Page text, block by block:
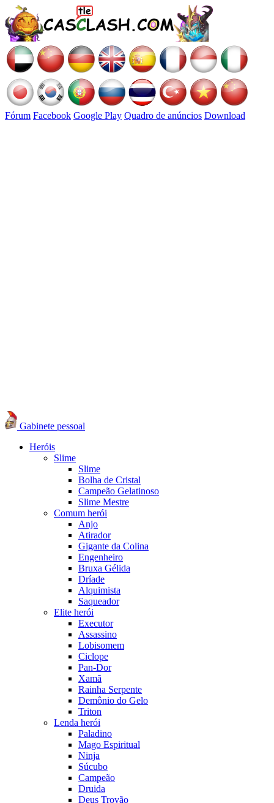
Fórum Facebook Google Play Quadro de anúncios Download
Gabinete pessoal
Heróis
Slime
Slime
Bolha de Cristal
Campeão Gelatinoso
Slime Mestre
Comum herói
Anjo
Atirador
Gigante da Colina
Engenheiro
Bruxa Gélida
Dríade
Alquimista
Saqueador
Elite herói
Executor
Assassino
Lobisomem
Ciclope
Pan-Dor
Xamã
Rainha Serpente
Demônio do Gelo
Triton
Lenda herói
Paladino
Mago Espiritual
Ninja
Súcubo
Campeão
Druida
Deus Trovão